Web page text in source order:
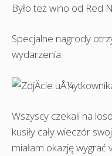
Było też wino od Red
Specjalne nagrody
wydarzenia.
Wszyscy czekali na
kusiły cały wieczór
miałam okazję wygrać